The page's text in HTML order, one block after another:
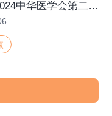
CCOS 2024中华医学会第二十八次全国眼科学术大会